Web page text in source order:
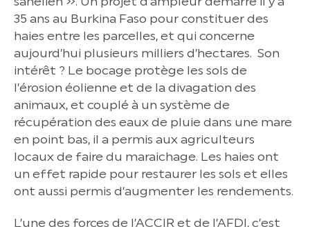
35 ans au Burkina Faso pour constituer des
haies entre les parcelles, et qui concerne
aujourd’hui plusieurs milliers d’hectares. Son
intérêt ? Le bocage protège les sols de
l’érosion éolienne et de la divagation des
animaux, et couplé à un système de
récupération des eaux de pluie dans une mare
en point bas, il a permis aux agriculteurs
locaux de faire du maraichage. Les haies ont
un effet rapide pour restaurer les sols et elles
ont aussi permis d’augmenter les rendements.
L’une des forces de l’ACCIR et de l’AFDI, c’est